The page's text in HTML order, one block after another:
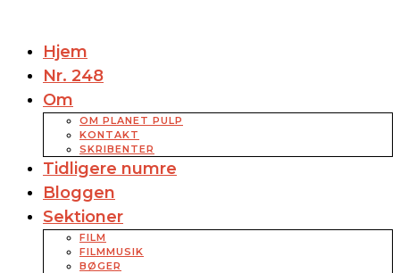
Hjem
Nr. 248
Om
OM PLANET PULP
KONTAKT
SKRIBENTER
Tidligere numre
Bloggen
Sektioner
FILM
FILMMUSIK
BØGER